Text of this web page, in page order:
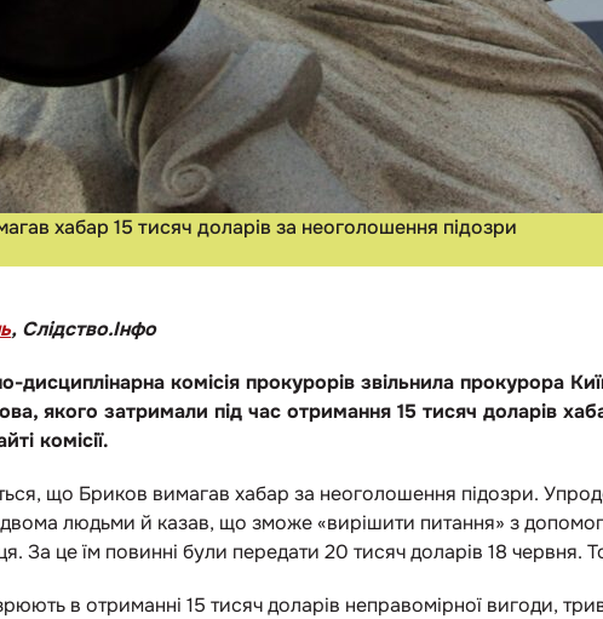
хабар 15 тисяч доларів за неоголошення підозри
, Слідство.Інфо
дисциплінарна комісія прокурорів звільнила прокурора
якого затримали під час отримання 15 тисяч доларів
комісії.
що Бриков вимагав хабар за неоголошення підозри.
двома людьми й казав, що зможе «вирішити питання» з
За це їм повинні були передати 20 тисяч доларів 18 червня.
в отриманні 15 тисяч доларів неправомірної вигоди,